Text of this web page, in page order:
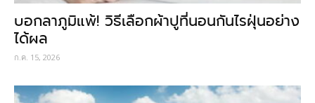
บอกลาภูมิแพ้! วิธีเลือกผ้าปูที่นอนกันไรฝุ่นอย่าง
ได้ผล
ก.ค. 15, 2026